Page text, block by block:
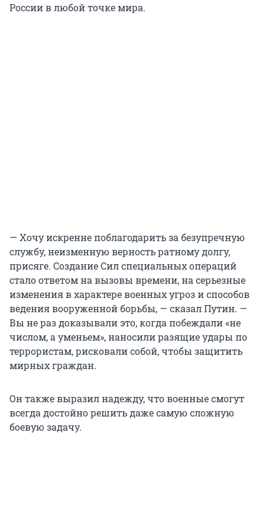
России в любой точке мира.
— Хочу искренне поблагодарить за безупречную
службу, неизменную верность ратному долгу,
присяге. Создание Сил специальных операций
стало ответом на вызовы времени, на серьезные
изменения в характере военных угроз и способов
ведения вооруженной борьбы, — сказал Путин. —
Вы не раз доказывали это, когда побеждали «не
числом, а уменьем», наносили разящие удары по
террористам, рисковали собой, чтобы защитить
мирных граждан.
Он также выразил надежду, что военные смогут
всегда достойно решить даже самую сложную
боевую задачу.